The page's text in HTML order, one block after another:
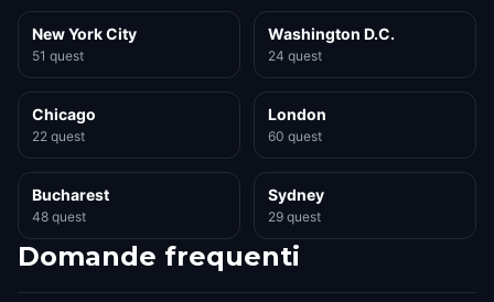
New York City
51 quest
Washington D.C.
24 quest
Chicago
22 quest
London
60 quest
Bucharest
48 quest
Sydney
29 quest
Domande frequenti